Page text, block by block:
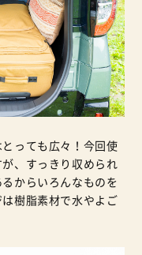
っても広々！今回使
、すっきり収められ
からいろんなものを
樹脂素材で水やよご